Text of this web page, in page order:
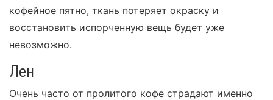
кофейное пятно, ткань потеряет окраску и
восстановить испорченную вещь будет уже
невозможно.
Лен
Очень часто от пролитого кофе страдают именно